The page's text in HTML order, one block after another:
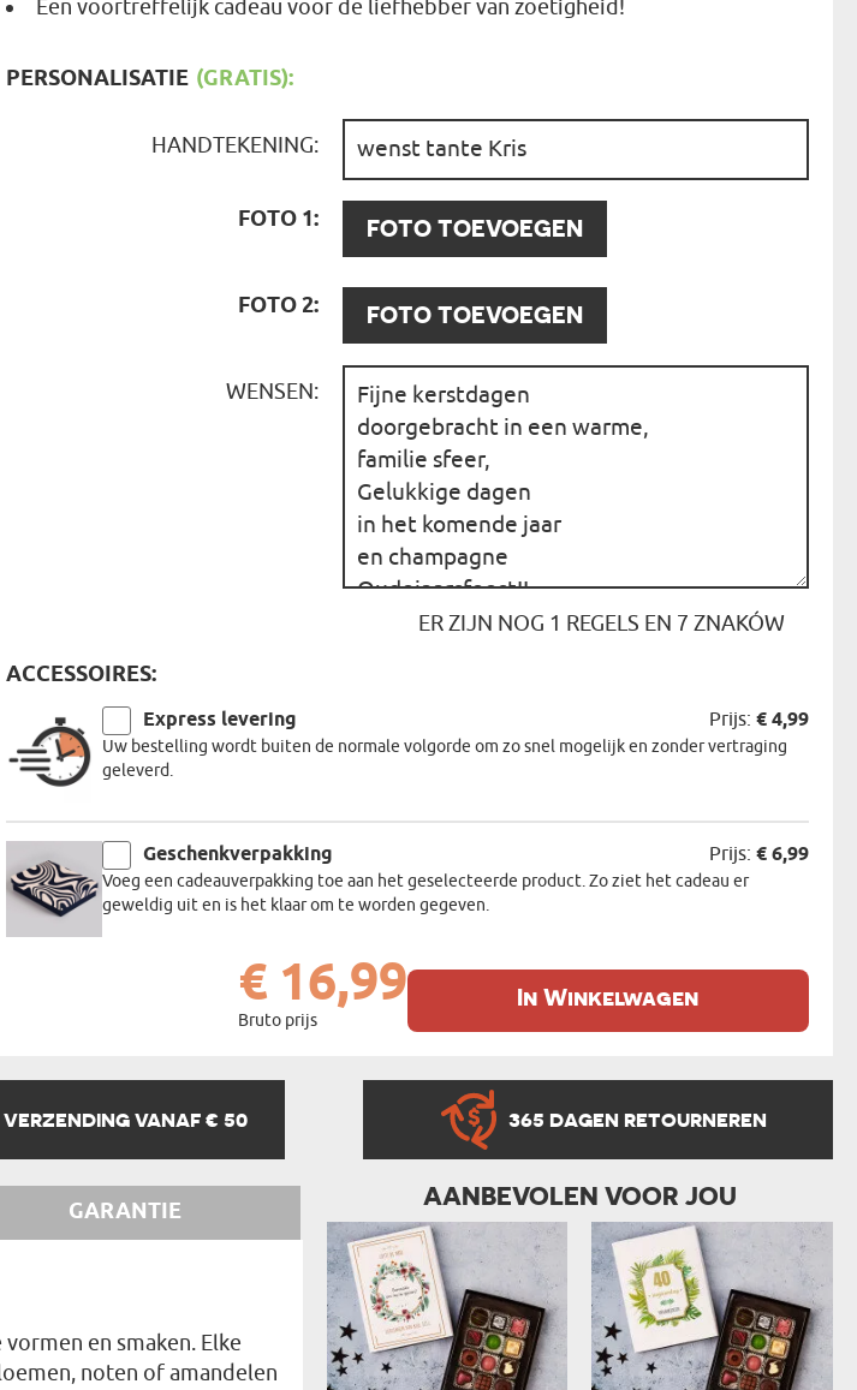
REIZIGER
SPORTER
VISSER
Een voortreffelijk cadeau voor de liefhebber van zoetigheid!
PERSONALISATIE (GRATIS):
HANDTEKENING:
FOTO 1: FOTO TOEVOEGEN
FOTO 2: FOTO TOEVOEGEN
WENSEN:
ER ZIJN NOG 1 REGELS EN 7 ZNAKÓW
ACCESSOIRES:
Express levering Prijs: € 4,99
Uw bestelling wordt buiten de normale volgorde om zo snel mogelijk en zonder vertraging
geleverd.
Geschenkverpakking Prijs: € 6,99
Voeg een cadeauverpakking toe aan het geselecteerde product. Zo ziet het cadeau er
geweldig uit en is het klaar om te worden gegeven.
€ 16,99
Bruto prijs
In Winkelwagen
VERZENDING VANAF € 50 365 DAGEN RETOURNEREN
GARANTIE
en smaken. Elke
noten of amandelen
AANBEVOLEN VOOR JOU